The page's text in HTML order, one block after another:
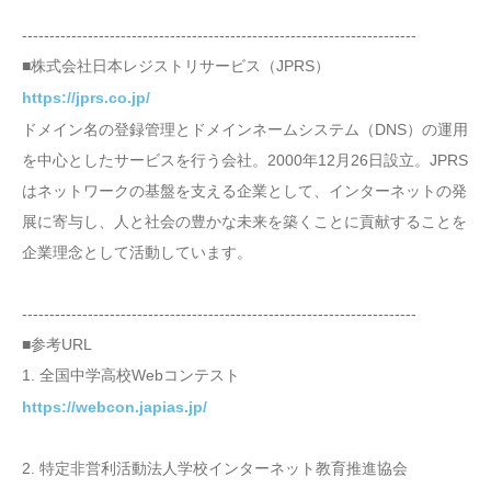
------------------------------------------------------------------------
■株式会社日本レジストリサービス（JPRS）
https://jprs.co.jp/
ドメイン名の登録管理とドメインネームシステム（DNS）の運用
を中心としたサービスを行う会社。2000年12月26日設立。JPRS
はネットワークの基盤を支える企業として、インターネットの発
展に寄与し、人と社会の豊かな未来を築くことに貢献することを
企業理念として活動しています。
------------------------------------------------------------------------
■参考URL
1. 全国中学高校Webコンテスト
https://webcon.japias.jp/
2. 特定非営利活動法人学校インターネット教育推進協会